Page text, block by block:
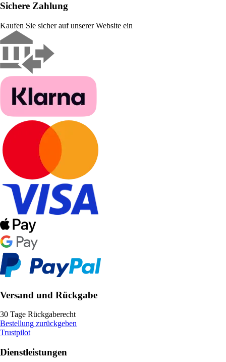
Sichere Zahlung
Kaufen Sie sicher auf unserer Website ein
Versand und Rückgabe
30 Tage Rückgaberecht
Bestellung zurückgeben
Trustpilot
Dienstleistungen